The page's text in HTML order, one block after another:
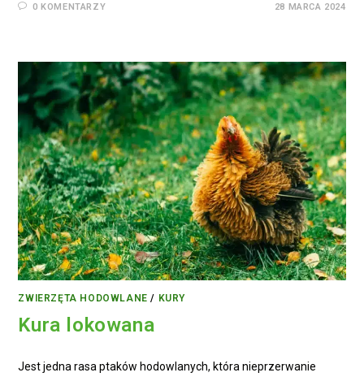
0 KOMENTARZY 28 MARCA 2024
ZWIERZĘTA HODOWLANE / KURY
Kura lokowana
Jest jedna rasa ptaków hodowlanych, która nieprzerwanie